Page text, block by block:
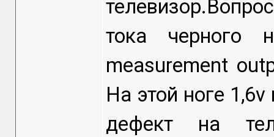
тока черного
measurement
На этой ноге
дефект на